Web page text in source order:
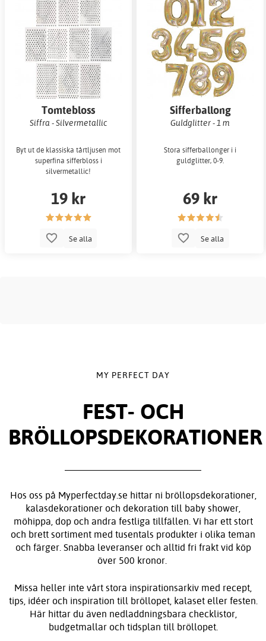
BALLONGER AROMER/ESSENSER
MÖHIPPA FÖDELSEDAGSFEST
Tomtebloss
Siffra - Silvermetallic
Byt ut de klassiska tårtljusen mot
superfina sifferbloss i
silvermetallic!
19 kr
Se alla
Sifferballong
Guldglitter - 1 m
Stora sifferballonger i i
guldglitter, 0-9.
69 kr
Se alla
MY PERFECT DAY
FEST- OCH
BRÖLLOPSDEKORATIONER
Hos oss på Myperfectday.se hittar ni bröllopsdekorationer,
kalasdekorationer och dekoration till baby shower,
möhippa, dop och andra festliga tillfällen. Vi har ett stort
och brett sortiment med tusentals produkter i olika teman
och färger. Snabba leveranser och alltid fri frakt vid köp
över 500 kronor.
Missa heller inte vårt stora inspirationsarkiv med recept,
tips, idéer och inspiration till bröllopet, kalaset eller festen.
Här hittar du även nedladdningsbara checklistor,
budgetmallar och tidsplan till bröllopet.